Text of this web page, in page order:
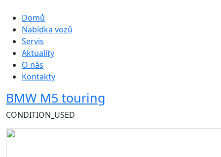
Hlavní navigace
Domů
Nabídka vozů
Servis
Aktuality
O nás
Kontakty
BMW M5 touring
CONDITION_USED
Obrázek